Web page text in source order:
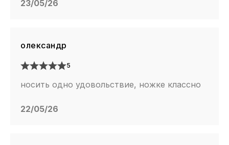
23/05/26
олександр
5
носить одно удовольствие, ножке классно
22/05/26